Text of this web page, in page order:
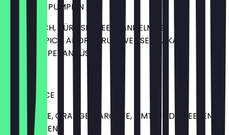
SMASHING PUMPKIN
HAFERMILCH, KÜRBISPÜREE, MANDELMUS,
PUMPKINSPICE, AHORNSIRUP, WEISSER KAKAO,
GUARANA, PEKANNÜSSE
BEETLEJUICE
ROTE BEETE, ORANGE, KAROTTE, ZIMT, HEIDELBEEREN,
BROMBEEREN